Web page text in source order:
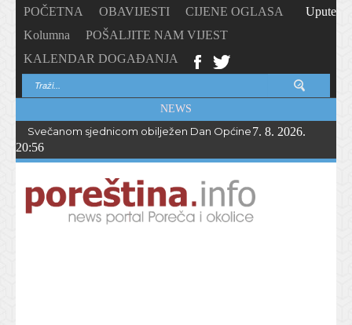
POČETNA OBAVIJESTI
CIJENE OGLASA
Kolumna
POŠALJITE NAM VIJEST
KALENDAR DOGAĐANJA
Upute
NEWS
Svečanom sjednicom obilježen Dan Općine Sveti Lovreč
7. 8. 2026.
20:56